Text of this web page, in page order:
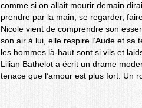
comme si on allait mourir demain
prendre par la main, se regarder,
Nicole vient de comprendre son
son air à lui, elle respire l’Aude et
les hommes là-haut sont si vils et
Lilian Bathelot a écrit un drame
tenace que l’amour est plus fort. Un